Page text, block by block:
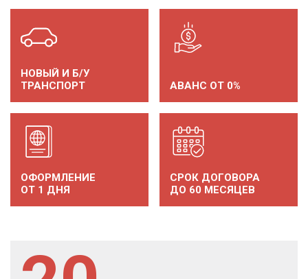
НОВЫЙ И Б/У
ТРАНСПОРТ
АВАНС ОТ 0%
ОФОРМЛЕНИЕ
ОТ 1 ДНЯ
СРОК ДОГОВОРА
ДО 60 МЕСЯЦЕВ